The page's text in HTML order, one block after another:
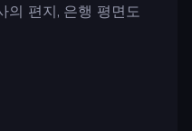
의 편지, 은행 평면도